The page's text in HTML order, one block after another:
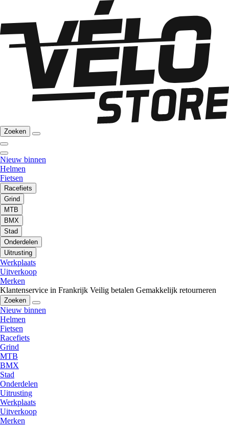
Zoeken
Nieuw binnen
Helmen
Fietsen
Racefiets
Grind
MTB
BMX
Stad
Onderdelen
Uitrusting
Werkplaats
Uitverkoop
Merken
Klantenservice in Frankrijk Veilig betalen Gemakkelijk retourneren
Zoeken
Nieuw binnen
Helmen
Fietsen
Racefiets
Grind
MTB
BMX
Stad
Onderdelen
Uitrusting
Werkplaats
Uitverkoop
Merken